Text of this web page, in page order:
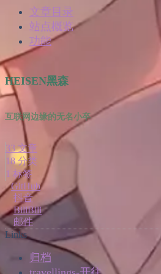
文章目录
站点概览
功能
HEISEN黑森
互联网边缘的无名小卒
33 文章
18 分类
1 标签
GitHub
抖音
BiliBili
邮件
Links
归档